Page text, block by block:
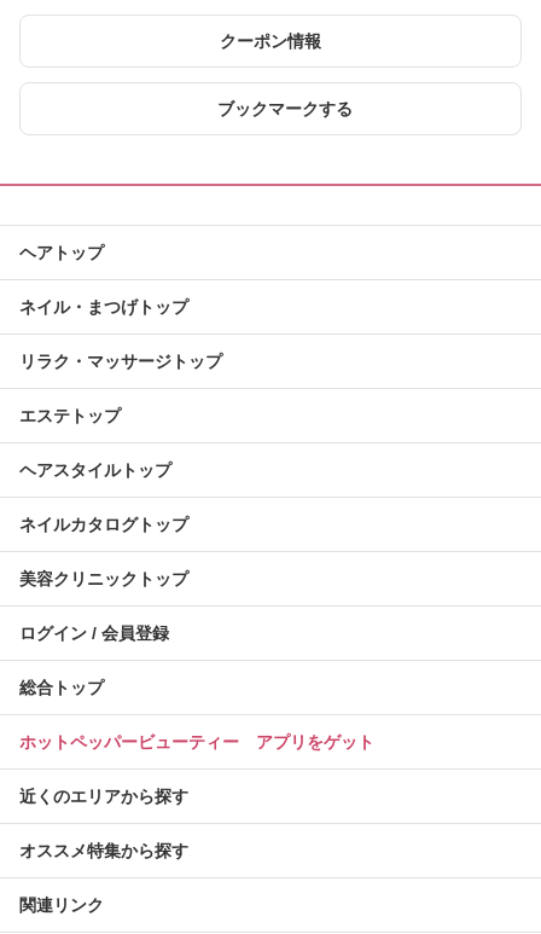
クーポン情報
ブックマークする
ヘアトップ
ネイル・まつげトップ
リラク・マッサージトップ
エステトップ
ヘアスタイルトップ
ネイルカタログトップ
美容クリニックトップ
ログイン / 会員登録
総合トップ
ホットペッパービューティー アプリをゲット
近くのエリアから探す
オススメ特集から探す
関連リンク